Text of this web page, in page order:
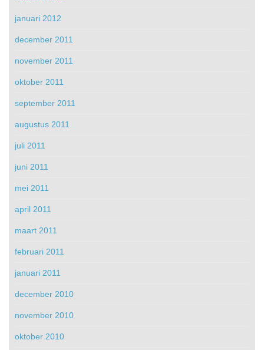
januari 2012
december 2011
november 2011
oktober 2011
september 2011
augustus 2011
juli 2011
juni 2011
mei 2011
april 2011
maart 2011
februari 2011
januari 2011
december 2010
november 2010
oktober 2010